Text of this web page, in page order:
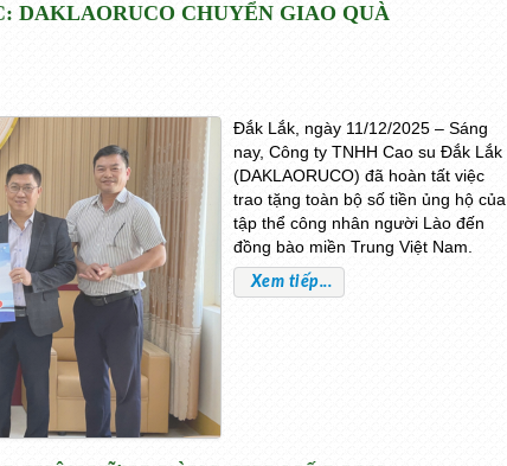
DAKLAORUCO CHUYỂN GIAO QUÀ
Đắk Lắk, ngày 11/12/2025 – Sáng
nay, Công ty TNHH Cao su Đắk Lắk
(DAKLAORUCO) đã hoàn tất việc
trao tặng toàn bộ số tiền ủng hộ của
tập thể công nhân người Lào đến
đồng bào miền Trung Việt Nam.
Xem tiếp...